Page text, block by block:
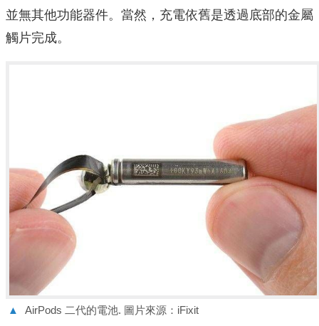
並無其他功能器件。當然，充電依舊是透過底部的金屬
觸片完成。
▲ AirPods 二代的電池. 圖片來源：iFixit